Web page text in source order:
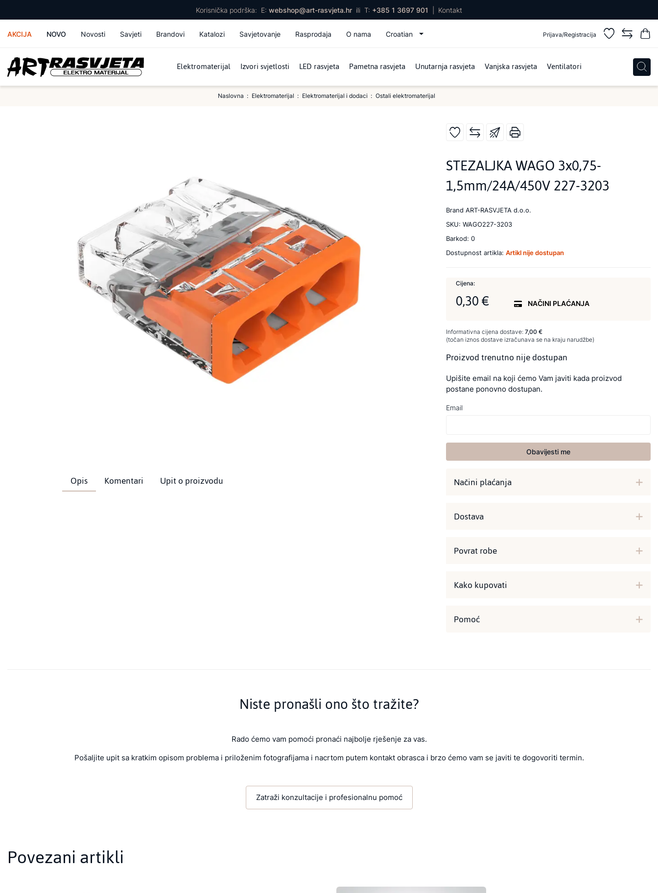
Korisnička podrška: E: webshop@art-rasvjeta.hr ili T: +385 1 3697 901 Kontakt
AKCIJA NOVO Novosti Savjeti Brandovi Katalozi Savjetovanje Rasprodaja O nama Croatian Prijava/Registracija
Elektromaterijal Izvori svjetlosti LED rasvjeta Pametna rasvjeta Unutarnja rasvjeta Vanjska rasvjeta Ventilatori
Naslovna Elektromaterijal Elektromaterijal i dodaci Ostali elektromaterijal
Opis Komentari Upit o proizvodu
STEZALJKA WAGO 3x0,75-
1,5mm/24A/450V 227-3203
Brand ART-RASVJETA d.o.o.
SKU: WAGO227-3203
Barkod: 0
Dostupnost artikla: Artikl nije dostupan
Cijena:
0,30 € NAČINI PLAĆANJA
Informativna cijena dostave: 7,00 €
(točan iznos dostave izračunava se na kraju narudžbe)
Proizvod trenutno nije dostupan
Upišite email na koji ćemo Vam javiti kada proizvod
postane ponovno dostupan.
Email
Obavijesti me
Načini plaćanja
Dostava
Povrat robe
Kako kupovati
Pomoć
Niste pronašli ono što tražite?
Rado ćemo vam pomoći pronaći najbolje rješenje za vas.
Pošaljite upit sa kratkim opisom problema i priloženim fotografijama i nacrtom putem kontakt obrasca i brzo ćemo vam se javiti te dogovoriti termin.
Zatraži konzultacije i profesionalnu pomoć
Povezani artikli